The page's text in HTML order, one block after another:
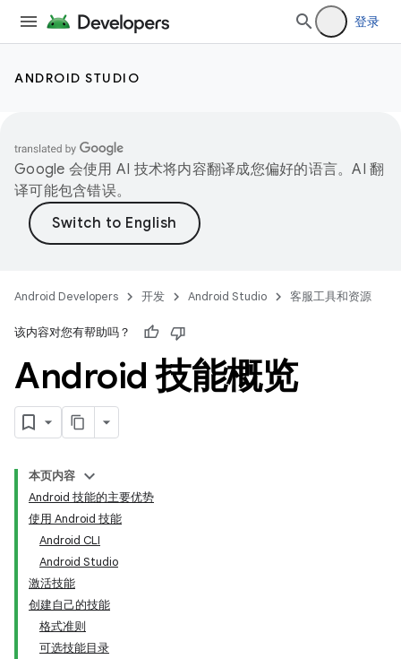
登录
ANDROID STUDIO
Google 会使用 AI 技术将内容翻译成您偏好的语言。AI 翻
译可能包含错误。
Android Developers 开发 Android Studio 客服工具和资源
该内容对您有帮助吗？
Android 技能概览
本页内容
Android 技能的主要优势
使用 Android 技能
Android CLI
Android Studio
激活技能
创建自己的技能
格式准则
可选技能目录